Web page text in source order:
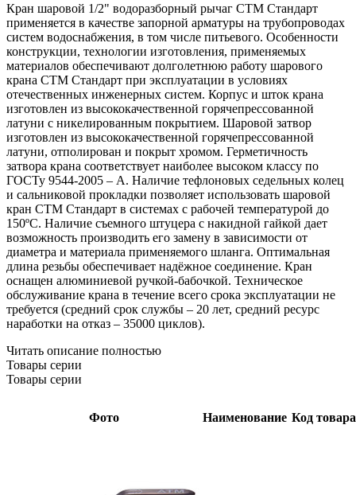
Кран шаровой 1/2" водоразборный рычаг CTM Стандарт
применяется в качестве запорной арматуры на трубопроводах
систем водоснабжения, в том числе питьевого. Особенности
конструкции, технологии изготовления, применяемых
материалов обеспечивают долголетнюю работу шарового
крана СТМ Стандарт при эксплуатации в условиях
отечественных инженерных систем. Корпус и шток крана
изготовлен из высококачественной горячепрессованной
латуни с никелированным покрытием. Шаровой затвор
изготовлен из высококачественной горячепрессованной
латуни, отполирован и покрыт хромом. Герметичность
затвора крана соответствует наиболее высоком классу по
ГОСТу 9544-2005 – А. Наличие тефлоновых седельных колец
и сальниковой прокладки позволяет использовать шаровой
кран СТМ Стандарт в системах с рабочей температурой до
150ºС. Наличие съемного штуцера с накидной гайкой дает
возможность производить его замену в зависимости от
диаметра и материала применяемого шланга. Оптимальная
длина резьбы обеспечивает надёжное соединение. Кран
оснащен алюминиевой ручкой-бабочкой. Техническое
обслуживание крана в течение всего срока эксплуатации не
требуется (средний срок службы – 20 лет, средний ресурс
наработки на отказ – 35000 циклов).
Читать описание полностью
Товары серии
Товары серии
Фото Наименование Код товара